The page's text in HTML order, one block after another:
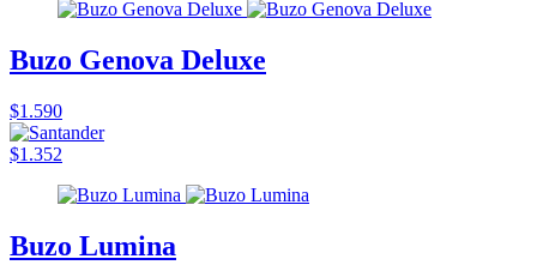
Buzo Genova Deluxe
$1.590
$1.352
Buzo Lumina